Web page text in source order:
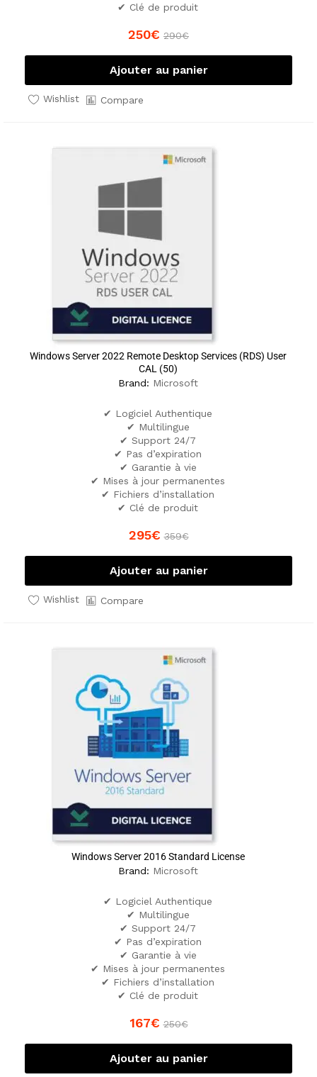
✔ Clé de produit
250€ 290€
Ajouter au panier
Wishlist Compare
Windows Server 2022 Remote Desktop Services (RDS) User
CAL (50)
Brand: Microsoft
✔ Logiciel Authentique
✔ Multilingue
✔ Support 24/7
✔ Pas d’expiration
✔ Garantie à vie
✔ Mises à jour permanentes
✔ Fichiers d’installation
✔ Clé de produit
295€ 359€
Ajouter au panier
Wishlist Compare
Windows Server 2016 Standard License
Brand: Microsoft
✔ Logiciel Authentique
✔ Multilingue
✔ Support 24/7
✔ Pas d’expiration
✔ Garantie à vie
✔ Mises à jour permanentes
✔ Fichiers d’installation
✔ Clé de produit
167€ 250€
Ajouter au panier